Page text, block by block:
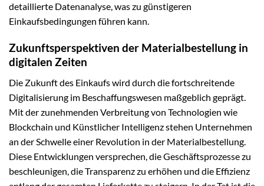
detaillierte Datenanalyse, was zu günstigeren
Einkaufsbedingungen führen kann.
Zukunftsperspektiven der Materialbestellung in
digitalen Zeiten
Die Zukunft des Einkaufs wird durch die fortschreitende
Digitalisierung im Beschaffungswesen maßgeblich geprägt.
Mit der zunehmenden Verbreitung von Technologien wie
Blockchain und Künstlicher Intelligenz stehen Unternehmen
an der Schwelle einer Revolution in der Materialbestellung.
Diese Entwicklungen versprechen, die Geschäftsprozesse zu
beschleunigen, die Transparenz zu erhöhen und die Effizienz